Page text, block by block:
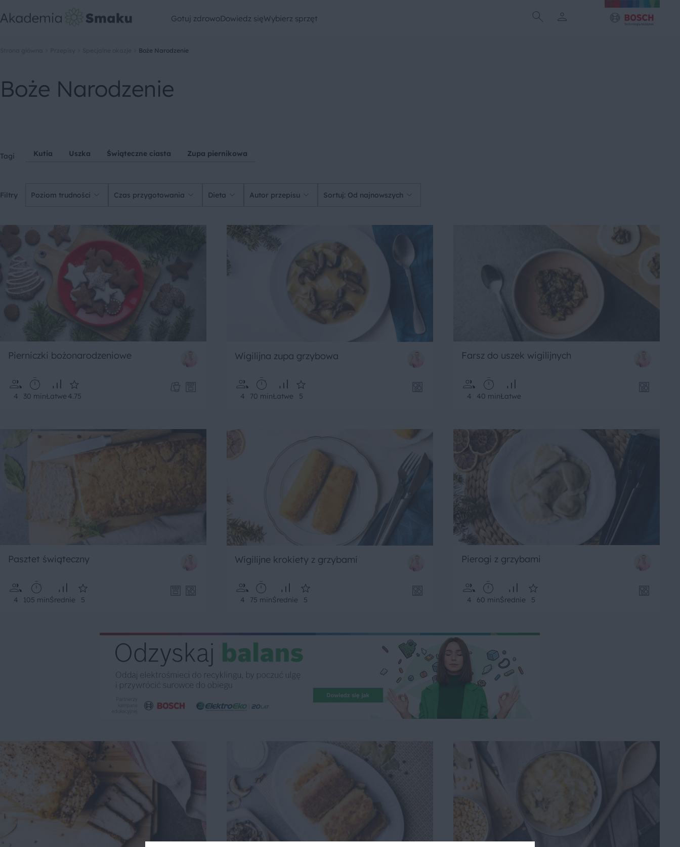
Gotuj zdrowoDowiedz sięWybierz sprzęt
Boże Narodzenie
Boże Narodzenie
Tagi Kutia Uszka Świąteczne ciasta Zupa piernikowa
Filtry Poziom trudności Czas przygotowania Dieta Autor przepisu Sortuj: Od najnowszych
Pierniczki bożonarodzeniowe
4 30 minŁatwe 4.75
Wigilijna zupa grzybowa
4 70 minŁatwe 5
Farsz do uszek wigilijnych
4 40 minŁatwe
Pasztet świąteczny
4 105 minŚrednie 5
Wigilijne krokiety z grzybami
4 75 minŚrednie 5
Pierogi z grzybami
4 60 minŚrednie 5